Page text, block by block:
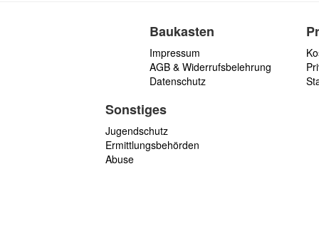
Baukasten
Impressum
AGB & Widerrufsbelehrung
Datenschutz
Sonstiges
Jugendschutz
Ermittlungsbehörden
Abuse